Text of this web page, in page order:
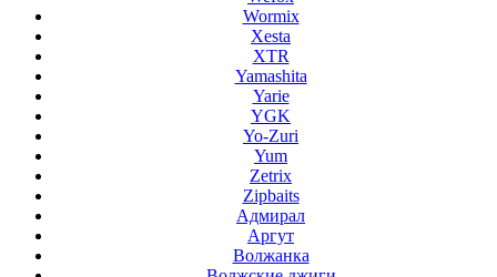
Wormix
Xesta
XTR
Yamashita
Yarie
YGK
Yo-Zuri
Yum
Zetrix
Zipbaits
Адмирал
Аргут
Волжанка